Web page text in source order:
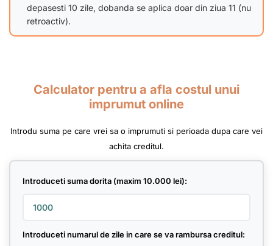
depasesti 10 zile, dobanda se aplica doar din ziua 11 (nu
retroactiv).
Calculator pentru a afla costul unui
imprumut online
Introdu suma pe care vrei sa o imprumuti si perioada dupa care vei
achita creditul.
Introduceti suma dorita (maxim 10.000 lei):
Introduceti numarul de zile in care se va rambursa creditul: